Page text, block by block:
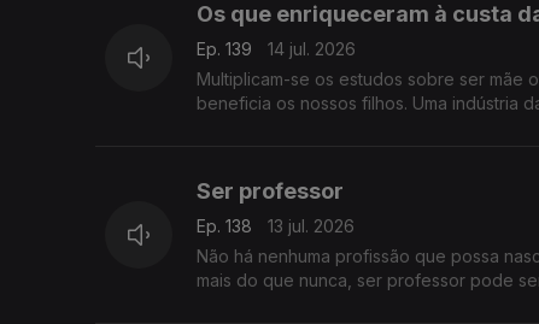
Os que enriqueceram à custa
Ep. 139
14 jul. 2026
Multiplicam-se os estudos sobre ser
beneficia os nossos filhos. Uma indústria
Ser professor
Ep. 138
13 jul. 2026
Não há nenhuma profissão que possa
mais do que nunca, ser professor pode